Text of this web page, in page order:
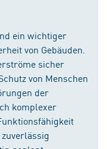
ein wichtiger
von Gebäuden.
sicher
von Menschen
der
komplexer